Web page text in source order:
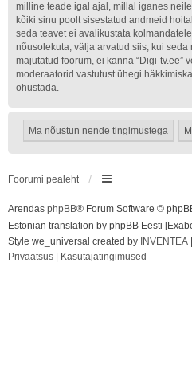
milline teade igal ajal, millal iganes
kõiki sinu poolt sisestatud andmeid
seda teavet ei avalikustata
nõusolekuta, välja arvatud siis, kui
majutatud foorum, ei kanna “Digi-tv.ee”
moderaatorid vastutust ühegi
ohustada.
Foorumi pealeht
Arendas phpBB® Forum Software ©
Estonian translation by phpBB Eesti
Style we_universal created by INVENTEA
Privaatsus
Kasutajatingimused